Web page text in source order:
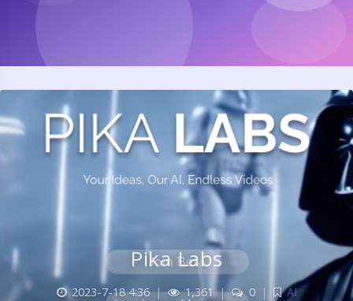
Pika Labs
2023-7-18 4:36 | 1,361 | 0 |
AI